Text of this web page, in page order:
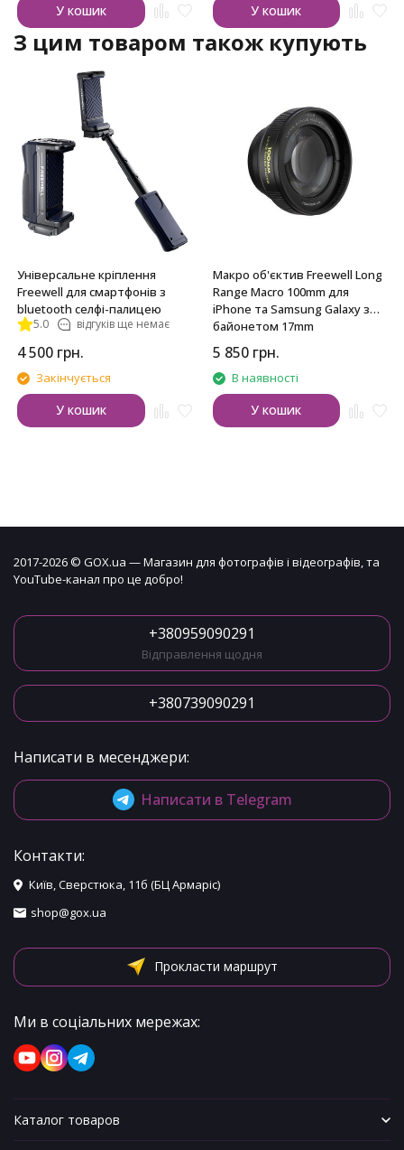
У кошик У кошик
З цим товаром також купують
Універсальне кріплення
Freewell для смартфонів з
bluetooth селфі-палицею
5.0 відгуків ще немає
4 500 грн.
Закінчується
У кошик
Макро об'єктив Freewell Long
Range Macro 100mm для
iPhone та Samsung Galaxy з
байонетом 17mm
5 850 грн.
В наявності
У кошик
2017-2026 © GOX.ua — Магазин для фотографів і відеографів, та
YouTube-канал про це добро!
+380959090291
Відправлення щодня
+380739090291
Написати в месенджери:
Написати в Telegram
Контакти:
Київ, Сверстюка, 11б (БЦ Армаріс)
shop@gox.ua
Прокласти маршрут
Ми в соціальних мережах:
Каталог товаров